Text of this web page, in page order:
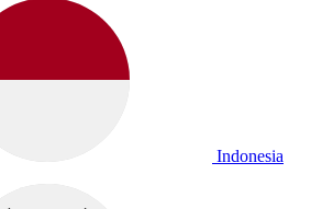
Indonesia